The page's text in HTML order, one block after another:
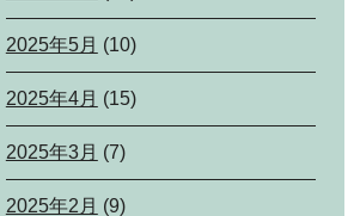
2025年5月 (10)
2025年4月 (15)
2025年3月 (7)
2025年2月 (9)